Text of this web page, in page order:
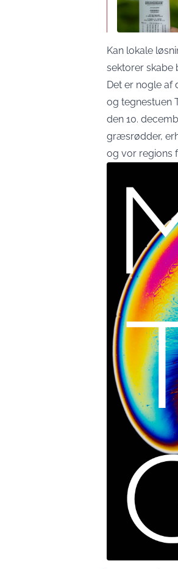
Kan lokale
sektorer skabe
Det er nogle af
og tegnestuen
den 10.
græsrødder,
og vor regions